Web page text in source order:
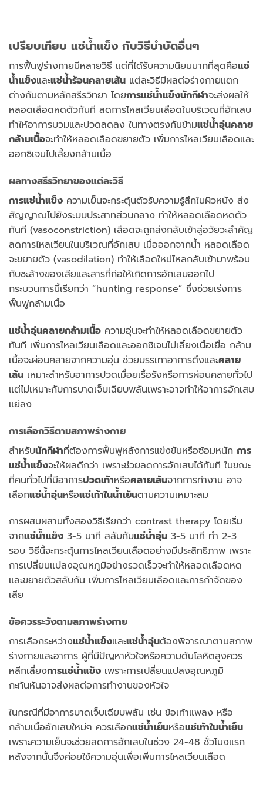
เปรียบเทียบ แช่น้ำแข็ง กับวิธีบำบัดอื่นๆ
การฟื้นฟูร่างกายมีหลายวิธี แต่ที่ได้รับความนิยมมากที่สุดคือแช่
น้ำแข็งและแช่น้ำร้อนคลายเส้น แต่ละวิธีมีผลต่อร่างกายแตก
ต่างกันตามหลักสรีรวิทยา โดยการแช่น้ำแข็งนักกีฬาจะส่งผลให้
หลอดเลือดหดตัวทันที ลดการไหลเวียนเลือดในบริเวณที่อักเสบ
ทำให้อาการบวมและปวดลดลง ในทางตรงกันข้ามแช่น้ำอุ่นคลาย
กล้ามเนื้อจะทำให้หลอดเลือดขยายตัว เพิ่มการไหลเวียนเลือดและ
ออกซิเจนไปเลี้ยงกล้ามเนื้อ
ผลทางสรีรวิทยาของแต่ละวิธี
การแช่น้ำแข็ง ความเย็นจะกระตุ้นตัวรับความรู้สึกในผิวหนัง ส่ง
สัญญาณไปยังระบบประสาทส่วนกลาง ทำให้หลอดเลือดหดตัว
ทันที (vasoconstriction) เลือดจะถูกส่งกลับเข้าสู่อวัยวะสำคัญ
ลดการไหลเวียนในบริเวณที่อักเสบ เมื่อออกจากน้ำ หลอดเลือด
จะขยายตัว (vasodilation) ทำให้เลือดใหม่ไหลกลับเข้ามาพร้อม
กับชะล้างของเสียและสารที่ก่อให้เกิดการอักเสบออกไป
กระบวนการนี้เรียกว่า “hunting response” ซึ่งช่วยเร่งการ
ฟื้นฟูกล้ามเนื้อ
แช่น้ำอุ่นคลายกล้ามเนื้อ ความอุ่นจะทำให้หลอดเลือดขยายตัว
ทันที เพิ่มการไหลเวียนเลือดและออกซิเจนไปเลี้ยงเนื้อเยื่อ กล้าม
เนื้อจะผ่อนคลายจากความอุ่น ช่วยบรรเทาอาการตึงและคลาย
เส้น เหมาะสำหรับอาการปวดเมื่อยเรื้อรังหรือการผ่อนคลายทั่วไป
แต่ไม่เหมาะกับการบาดเจ็บเฉียบพลันเพราะอาจทำให้อาการอักเสบ
แย่ลง
การเลือกวิธีตามสภาพร่างกาย
สำหรับนักกีฬาที่ต้องการฟื้นฟูหลังการแข่งขันหรือซ้อมหนัก การ
แช่น้ำแข็งจะให้ผลดีกว่า เพราะช่วยลดการอักเสบได้ทันที ในขณะ
ที่คนทั่วไปที่มีอาการปวดเท้าหรือคลายเส้นจากการทำงาน อาจ
เลือกแช่น้ำอุ่นหรือแช่เท้าในน้ำเย็นตามความเหมาะสม
การผสมผสานทั้งสองวิธีเรียกว่า contrast therapy โดยเริ่ม
จากแช่น้ำแข็ง 3-5 นาที สลับกับแช่น้ำอุ่น 3-5 นาที ทำ 2-3
รอบ วิธีนี้จะกระตุ้นการไหลเวียนเลือดอย่างมีประสิทธิภาพ เพราะ
การเปลี่ยนแปลงอุณหภูมิอย่างรวดเร็วจะทำให้หลอดเลือดหด
และขยายตัวสลับกัน เพิ่มการไหลเวียนเลือดและการกำจัดของ
เสีย
ข้อควรระวังตามสภาพร่างกาย
การเลือกระหว่างแช่น้ำแข็งและแช่น้ำอุ่นต้องพิจารณาตามสภาพ
ร่างกายและอาการ ผู้ที่มีปัญหาหัวใจหรือความดันโลหิตสูงควร
หลีกเลี่ยงการแช่น้ำแข็ง เพราะการเปลี่ยนแปลงอุณหภูมิ
กะทันหันอาจส่งผลต่อการทำงานของหัวใจ
ในกรณีที่มีอาการบาดเจ็บเฉียบพลัน เช่น ข้อเท้าแพลง หรือ
กล้ามเนื้ออักเสบใหม่ๆ ควรเลือกแช่น้ำเย็นหรือแช่เท้าในน้ำเย็น
เพราะความเย็นจะช่วยลดการอักเสบในช่วง 24-48 ชั่วโมงแรก
หลังจากนั้นจึงค่อยใช้ความอุ่นเพื่อเพิ่มการไหลเวียนเลือด